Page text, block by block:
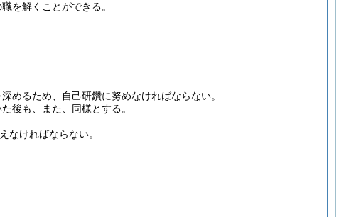
を解くことができる。
めるため、自己研鑽に努めなければならない。
後も、また、同様とする。
なければならない。